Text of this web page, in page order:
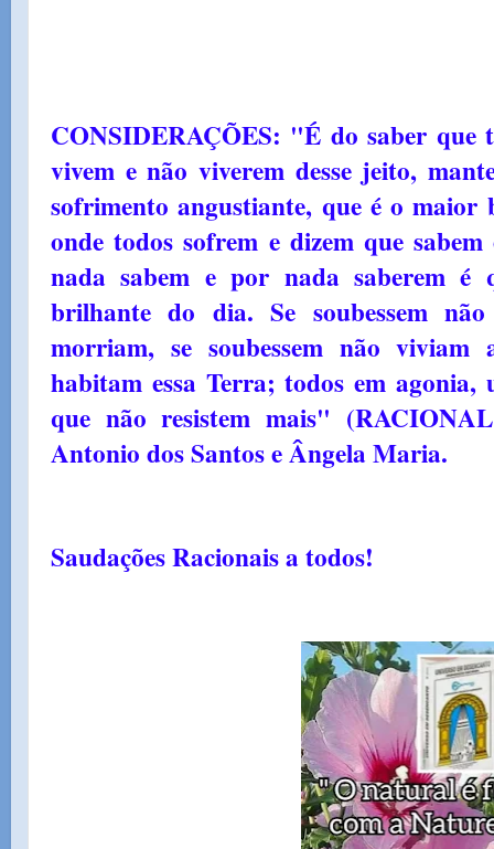
CONSIDERAÇÕES: "É do saber que
vivem e não viverem desse jeito,
sofrimento angustiante, que é o
onde todos sofrem e dizem que
nada sabem e por nada saberem
brilhante do dia. Se soubessem
morriam, se soubessem não viviam
habitam essa Terra; todos em agonia,
que não resistem mais"
Antonio dos Santos e Ângela Maria.
Saudações Racionais a todos!